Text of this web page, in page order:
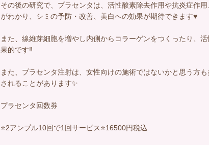
その後の研究で、プラセンタは、活性酸素除去作用や抗炎症作
がわかり、シミの予防・改善、美白への効果が期待できます♥
また、線維芽細胞を増やし内側からコラーゲンをつくったり、
果的です‼️
また、プラセンタ注射は、女性向けの施術ではないかと思う方
されることがあります✨
プラセンタ回数券
⭐️2アンプル10回で1回サービス⭐️16500円税込